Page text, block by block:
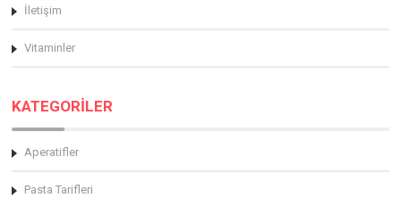
İletişim
Vitaminler
KATEGORİLER
Aperatifler
Pasta Tarifleri